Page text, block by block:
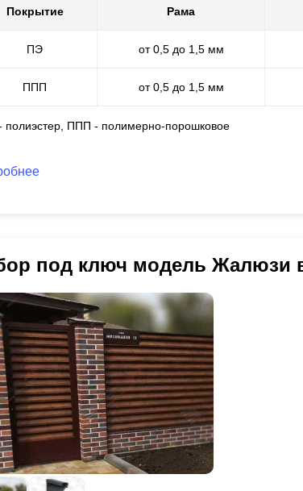
Покрытие Рама
ПЭ от 0,5 до 1,5 мм
ППП от 0,5 до 1,5 мм
полиэстер, ППП - полимерно-порошковое
под ключ модель Жалюзи